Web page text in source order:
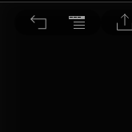
股災日子尚未來臨